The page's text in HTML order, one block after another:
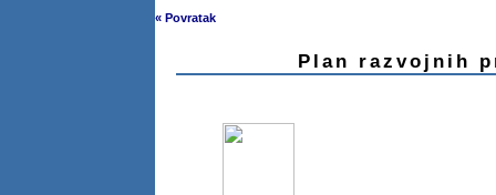
« Povratak
Plan razvojnih